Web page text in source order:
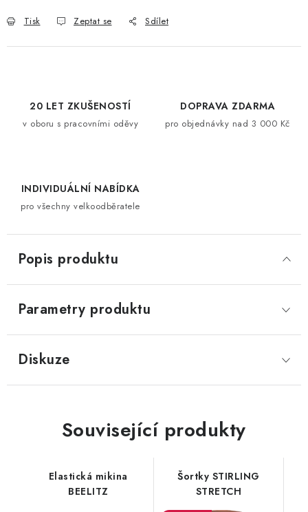
Tisk Zeptat se Sdílet
20 LET ZKUŠENOSTÍ
v oboru s pracovními oděvy
DOPRAVA ZDARMA
pro objednávky nad 3 000 Kč
INDIVIDUÁLNÍ NABÍDKA
pro všechny velkoodběratele
Popis produktu
Parametry produktu
Diskuze
Související produkty
Elastická mikina
BEELITZ
Šortky STIRLING
STRETCH